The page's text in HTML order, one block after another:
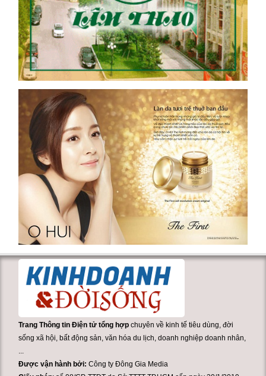
Trang Thông tin Điện tử tổng hợp chuyên về kinh tế tiêu dùng, đời
sống xã hội, bất động sản, văn hóa du lịch, doanh nghiệp doanh nhân,
...
Được vận hành bởi:Công ty Đông Gia Media